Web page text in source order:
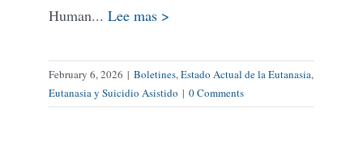
Human... Lee mas >
February 6, 2026 | Boletines, Estado Actual de la Eutanasia,
Eutanasia y Suicidio Asistido | 0 Comments